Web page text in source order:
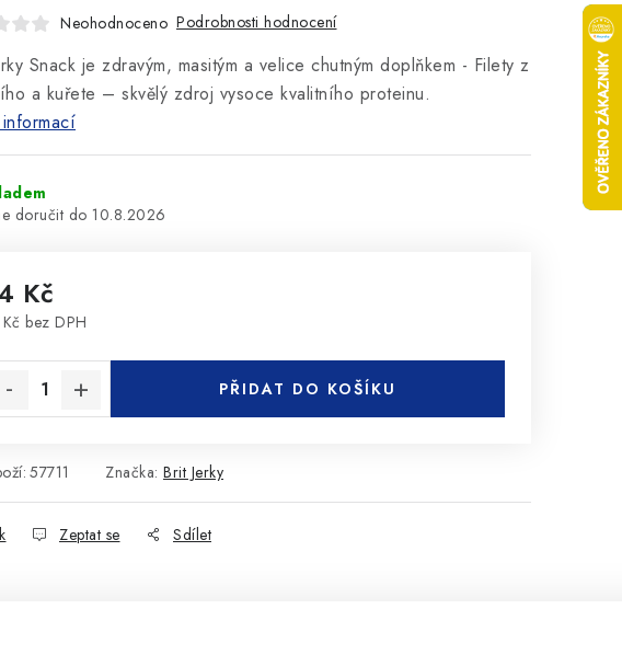
Neohodnoceno Podrobnosti hodnocení
Snack je zdravým, masitým a velice chutným doplňkem - Filety z
a kuřete – skvělý zdroj vysoce kvalitního proteinu.
10.8.2026
Kč
bez DPH
PŘIDAT DO KOŠÍKU
57711 Značka: Brit Jerky
Zeptat se Sdílet